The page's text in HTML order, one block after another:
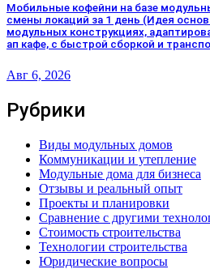
Мобильные кофейни на базе
смены локаций за 1 день (Идея
модульных конструкциях,
ап кафе, с быстрой сборкой и
Авг 6, 2026
Рубрики
Виды модульных домов
Коммуникации и утепление
Модульные дома для бизнеса
Отзывы и реальный опыт
Проекты и планировки
Сравнение с другими
Стоимость строительства
Технологии строительства
Юридические вопросы